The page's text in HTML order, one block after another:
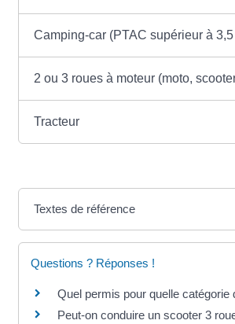
Camping-car (PTAC supérieur à
2 ou 3 roues à moteur (moto,
Tracteur
Textes de référence
Questions ? Réponses !
Quel permis pour quelle catégorie
Peut-on conduire un scooter 3